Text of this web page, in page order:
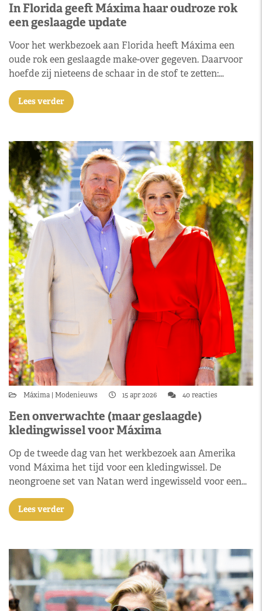
In Florida geeft Máxima haar oudroze rok
een geslaagde update
Voor het werkbezoek aan Florida heeft Máxima een
oude rok een geslaagde make-over gegeven. Daarvoor
hoefde zij nieteens de schaar in de stof te zetten:…
Lees verder
Máxima Modenieuws 15 apr 2026 40 reacties
Een onverwachte (maar geslaagde)
kledingwissel voor Máxima
Op de tweede dag van het werkbezoek aan Amerika
vond Máxima het tijd voor een kledingwissel. De
neongroene set van Natan werd ingewisseld voor een…
Lees verder